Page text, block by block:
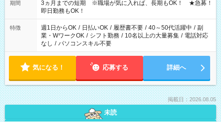
期間
3ヵ月までの短期 ※職場が気に入れば、長期もOK！ ★急募！
即日勤務もOK！
特徴 週1日からOK / 日払いOK / 履歴書不要 / 40～50代活躍中 / 副
業・WワークOK / シフト勤務 / 10名以上の大量募集 / 電話対応
なし / パソコンスキル不要
気になる！ 応募する 詳細へ
掲載日：2026.08.05
未読